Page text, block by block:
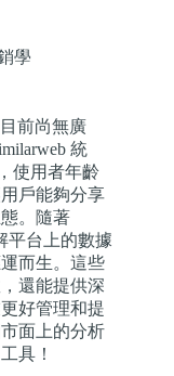
學
前尚無廣
統
使用者年齡
戶能夠分享
。隨著
平台上的數據
而生。這些
還能提供深
好管理和提
面上的分析
具！